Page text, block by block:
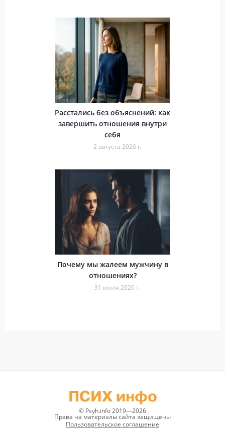
Расстались без объяснений: как
завершить отношения внутри
себя
2 августа 2026 г.
Почему мы жалеем мужчину в
отношениях?
31 июля 2026 г.
ПСИХ инфо
© Psyh.info 2019—2026
Права на материалы сайта защищены
Пользовательское соглашение